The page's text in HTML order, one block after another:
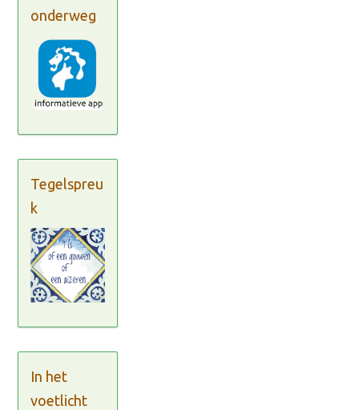
onderweg
Tegelspreu
k
In het
voetlicht